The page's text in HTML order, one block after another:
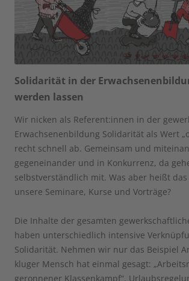
Solidarität in der
werden lassen
Wir nicken als Referent:innen in der
Erwachsenenbildung Solidarität als Wert
recht schnell ab. Gemeinsam und
gegeneinander und in Konkurrenz, da
selbstverständlich mit. Was aber heißt
unsere Seminare, Kurse und Vorträge?
Die Inhalte der gesamten
haben unterschiedlich intensive
Solidarität. Nehmen wir nur das Beispiel
kluger Mensch hat einmal gesagt:
geronnener Klassenkampf“.